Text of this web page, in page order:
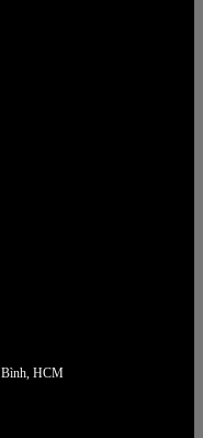
Bình, HCM